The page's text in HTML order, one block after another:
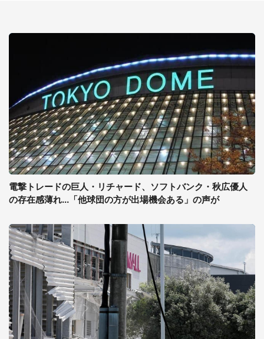
電撃トレードの巨人・リチャード、ソフトバンク・秋広優人
の存在感薄れ...「他球団の方が出場機会ある」の声が